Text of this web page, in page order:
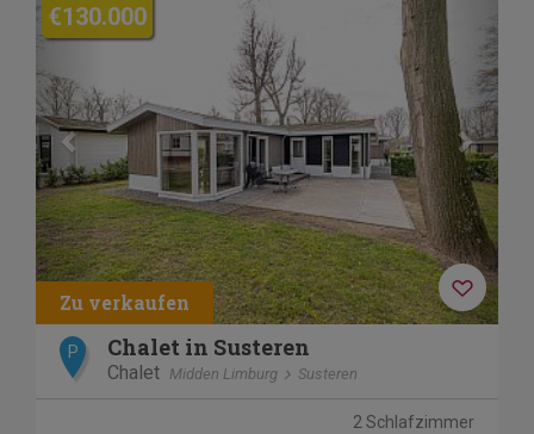
€130.000
P Chalet in Susteren
Chalet Midden Limburg Susteren
2 Schlafzimmer